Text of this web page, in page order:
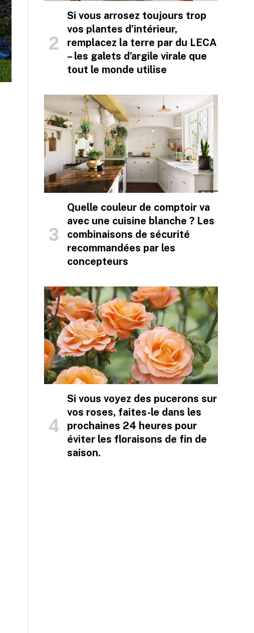
Si vous arrosez toujours trop
vos plantes d’intérieur,
remplacez la terre par du LECA
– les galets d’argile virale que
tout le monde utilise
Quelle couleur de comptoir va
avec une cuisine blanche ? Les
combinaisons de sécurité
recommandées par les
concepteurs
Si vous voyez des pucerons sur
vos roses, faites-le dans les
prochaines 24 heures pour
éviter les floraisons de fin de
saison.